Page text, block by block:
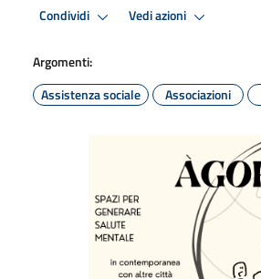
Condividi Vedi azioni
Argomenti:
Assistenza sociale
Associazioni